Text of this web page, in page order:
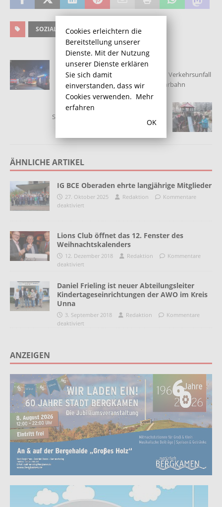
SOZIALES
VORHERIGER
Sechs Leichtverletzte bei nächtlichem Verkehrsunfall
im Kreisverkehr auf spiegelglatter Fahrbahn
Spielplatz in der Kleingartenanlage „Im
Krähenwinkel“ eingeweiht
ÄHNLICHE ARTIKEL
IG BCE Oberaden ehrte langjährige Mitglieder
27. Oktober 2025 Redaktion
Kommentare
deaktiviert
Lions Club öffnet das 12. Fenster des
Weihnachtskalenders
12. Dezember 2018 Redaktion
Kommentare
deaktiviert
Daniel Frieling ist neuer Abteilungsleiter
Kindertageseinrichtungen der AWO im Kreis
Unna
3. September 2018 Redaktion
Kommentare
deaktiviert
ANZEIGEN
Cookies erleichtern die
Bereitstellung unserer
Dienste. Mit der Nutzung
unserer Dienste erklären
Sie sich damit
einverstanden, dass wir
Cookies verwenden. Mehr
erfahren
OK